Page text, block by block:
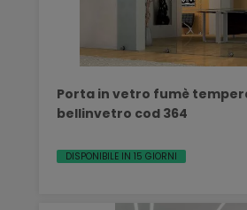
Porta in vetro fumè
bellinvetro cod 364
DISPONIBILE IN 15 GIORNI